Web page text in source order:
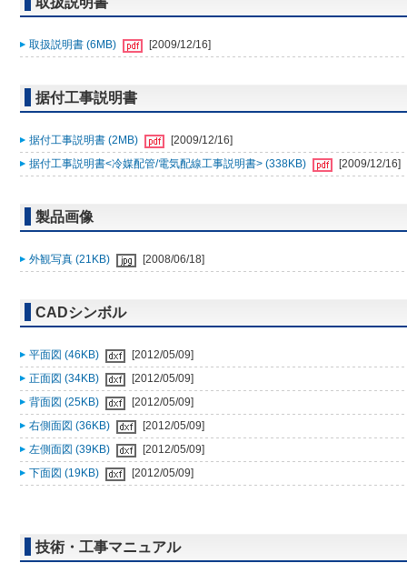
取扱説明書 (6MB) [2009/12/16]
据付工事説明書
据付工事説明書 (2MB)
[2009/12/16]
据付工事説明書<冷媒配管/電気配線工事説明書> (338KB)
[2009/12/16]
製品画像
外観写真 (21KB) [2008/06/18]
CADシンボル
平面図 (46KB)
[2012/05/09]
正面図 (34KB)
[2012/05/09]
背面図 (25KB)
[2012/05/09]
右側面図 (36KB)
[2012/05/09]
左側面図 (39KB)
[2012/05/09]
下面図 (19KB)
[2012/05/09]
技術・工事マニュアル